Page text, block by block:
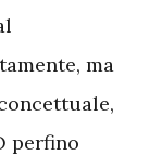
ma
perfino